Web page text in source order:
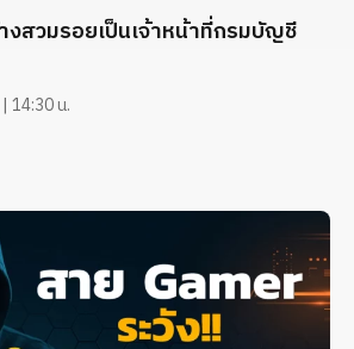
สวมรอยเป็นเจ้าหน้าที่กรมบัญชี
14:30 น.